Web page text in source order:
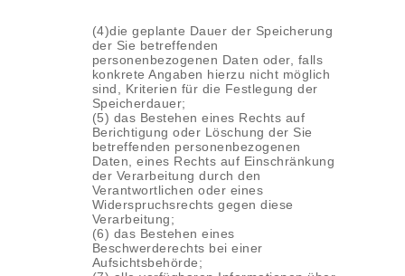
(4)die geplante Dauer der Speicherung
der Sie betreffenden
personenbezogenen Daten oder, falls
konkrete Angaben hierzu nicht möglich
sind, Kriterien für die Festlegung der
Speicherdauer;
(5) das Bestehen eines Rechts auf
Berichtigung oder Löschung der Sie
betreffenden personenbezogenen
Daten, eines Rechts auf Einschränkung
der Verarbeitung durch den
Verantwortlichen oder eines
Widerspruchsrechts gegen diese
Verarbeitung;
(6) das Bestehen eines
Beschwerderechts bei einer
Aufsichtsbehörde;